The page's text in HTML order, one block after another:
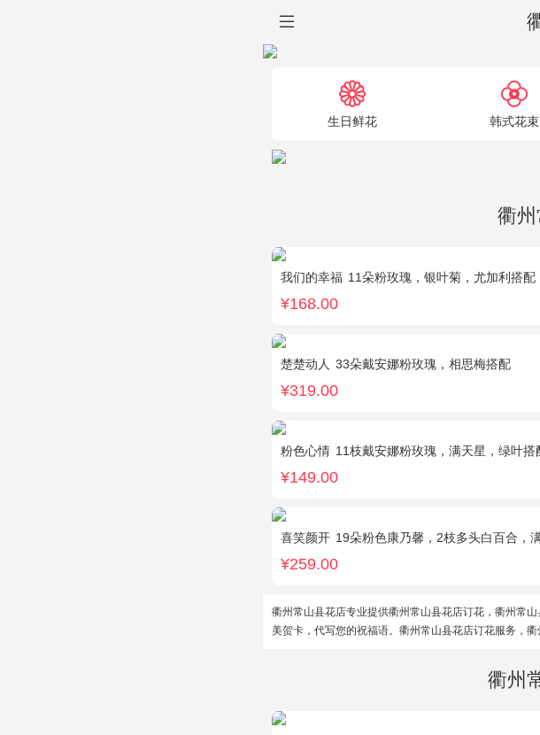
生日鲜花 韩式花束
衢
我们的幸福 11朵粉玫瑰，银叶菊，尤加利搭配
¥168.00
楚楚动人 33朵戴安娜粉玫瑰，相思梅搭配
¥319.00
粉色心情 11枝戴安娜粉玫瑰，满天星，绿叶搭
¥149.00
喜笑颜开 19朵粉色康乃馨，2枝多头白百合，满天星、
¥259.00
衢州常山县花店专业提供衢州常山县花店订花，衢州常
美贺卡，代写您的祝福语。衢州常山县花店订花服务，
衢州